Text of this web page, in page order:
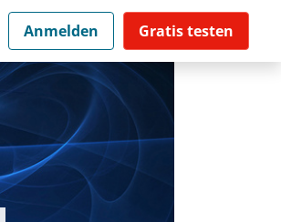
Anmelden Gratis testen